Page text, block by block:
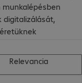
digitalizálását,
elférnek.
Relevancia